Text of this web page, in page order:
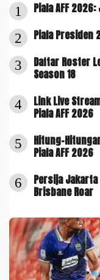
1 Piala AFF
2 Piala Presiden
3
Daftar Roster
Season 18
4
Link Live
Piala AFF 2026
5
Hitung-
Piala AFF 2026
6
Persija Jakarta
Brisbane Roar